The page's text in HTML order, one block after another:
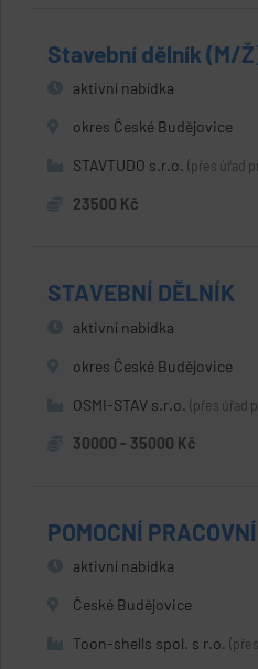
Stavební dělník (M/
aktivní nabídka
okres České Budějovice
STAVTUDO s.r.o. (přes úřad
23500 Kč
STAVEBNÍ DĚLNÍK
aktivní nabídka
okres České Budějovice
OSMI-STAV s.r.o. (přes úřad
30000 - 35000 Kč
POMOCNÍ
aktivní nabídka
České Budějovice
Toon-shells spol. s r.o.